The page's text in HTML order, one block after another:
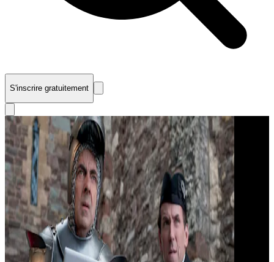
S'inscrire gratuitement